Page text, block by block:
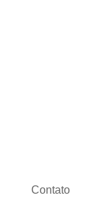
Contato